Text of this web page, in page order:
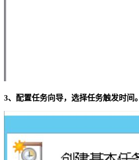
3、配置任务向导，选择任务触发时间。